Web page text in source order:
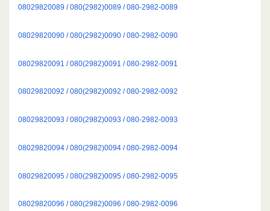
08029820089 / 080(2982)0089 / 080-2982-0089
08029820090 / 080(2982)0090 / 080-2982-0090
08029820091 / 080(2982)0091 / 080-2982-0091
08029820092 / 080(2982)0092 / 080-2982-0092
08029820093 / 080(2982)0093 / 080-2982-0093
08029820094 / 080(2982)0094 / 080-2982-0094
08029820095 / 080(2982)0095 / 080-2982-0095
08029820096 / 080(2982)0096 / 080-2982-0096